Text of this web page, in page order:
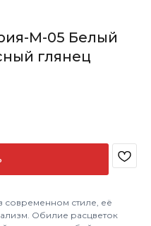
М-05 Белый
глянец
современном стиле, её
Обилие расцветок